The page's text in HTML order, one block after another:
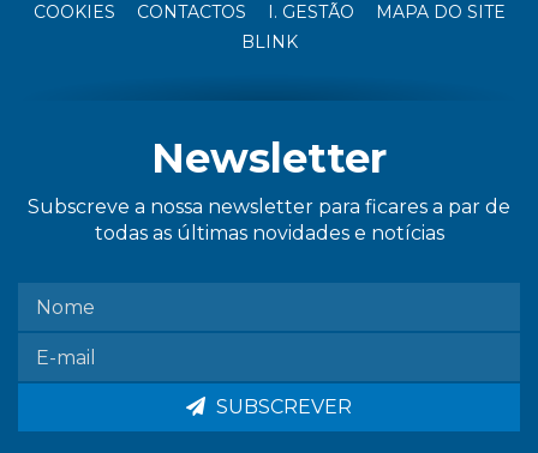
COOKIES
CONTACTOS I. GESTÃO
MAPA DO SITE
BLINK
Newsletter
Subscreve a nossa newsletter para ficares a par de
todas as últimas novidades e notícias
SUBSCREVER